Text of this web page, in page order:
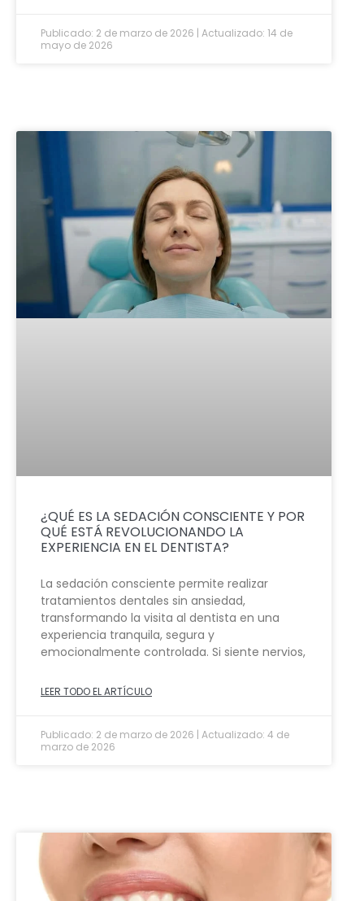
Publicado: 2 de marzo de 2026 | Actualizado: 14 de
mayo de 2026
¿QUÉ ES LA SEDACIÓN CONSCIENTE Y POR
QUÉ ESTÁ REVOLUCIONANDO LA
EXPERIENCIA EN EL DENTISTA?
La sedación consciente permite realizar
tratamientos dentales sin ansiedad,
transformando la visita al dentista en una
experiencia tranquila, segura y
emocionalmente controlada. Si siente nervios,
LEER TODO EL ARTÍCULO
Publicado: 2 de marzo de 2026 | Actualizado: 4 de
marzo de 2026